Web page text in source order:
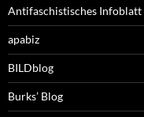
Antifaschistisches Infoblatt
apabiz
BILDblog
Burks’ Blog